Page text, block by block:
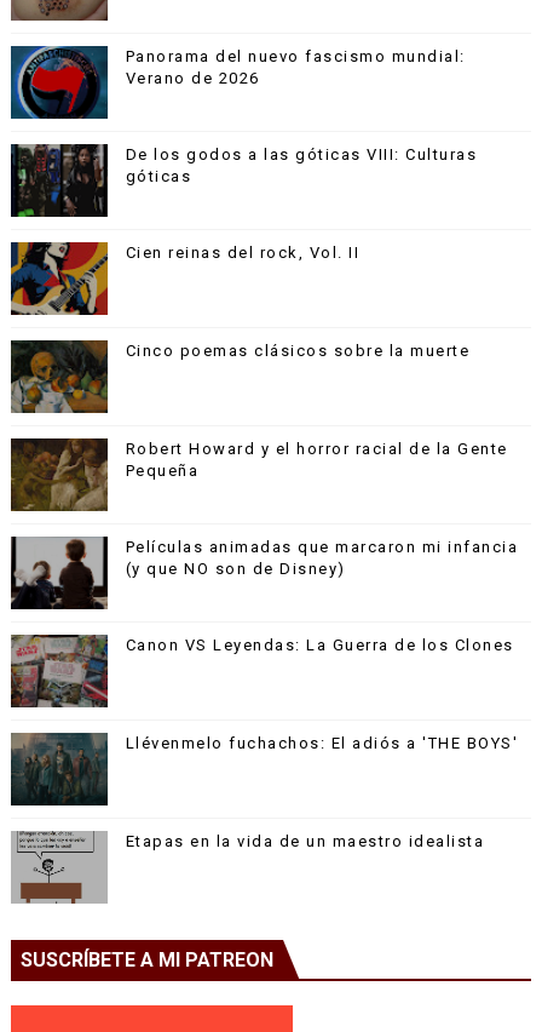
Panorama del nuevo fascismo mundial:
Verano de 2026
De los godos a las góticas VIII: Culturas
góticas
Cien reinas del rock, Vol. II
Cinco poemas clásicos sobre la muerte
Robert Howard y el horror racial de la Gente
Pequeña
Películas animadas que marcaron mi infancia
(y que NO son de Disney)
Canon VS Leyendas: La Guerra de los Clones
Llévenmelo fuchachos: El adiós a 'THE BOYS'
Etapas en la vida de un maestro idealista
SUSCRÍBETE A MI PATREON